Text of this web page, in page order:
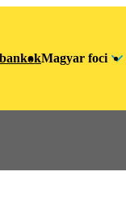
Magyar foci